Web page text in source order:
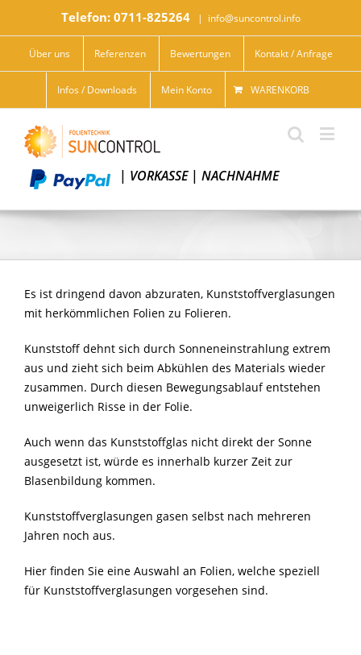
Telefon: 0711-825264 | info@suncontrol.info
Über uns Referenzen Bewertungen Kontakt / Anfrage
Infos / Downloads Mein Konto WARENKORB
| VORKASSE| NACHNAHME
Es ist dringend davon abzuraten, Kunststoffverglasungen
mit herkömmlichen Folien zu Folieren.
Kunststoff dehnt sich durch Sonneneinstrahlung extrem
aus und zieht sich beim Abkühlen des Materials wieder
zusammen. Durch diesen Bewegungsablauf entstehen
unweigerlich Risse in der Folie.
Auch wenn das Kunststoffglas nicht direkt der Sonne
ausgesetzt ist, würde es innerhalb kurzer Zeit zur
Blasenbildung kommen.
Kunststoffverglasungen gasen selbst nach mehreren
Jahren noch aus.
Hier finden Sie eine Auswahl an Folien, welche speziell
für Kunststoffverglasungen vorgesehen sind.